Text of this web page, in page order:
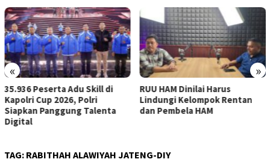
« »
RUU HAM Dinilai Harus
Lindungi Kelompok Rentan
dan Pembela HAM
Pelantikan KBPP Polri Jadi
Momentum Penguatan
Sinergi Nasional
TAG: RABITHAH ALAWIYAH JATENG-DIY